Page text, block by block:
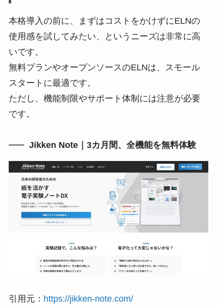
本格導入の前に、まずはコストをかけずにELNの
使用感を試してみたい、というニーズは非常に高
いです。
無料プランやオープンソースのELNは、スモール
スタートに最適です。
ただし、機能制限やサポート体制には注意が必要
です。
Jikken Note｜3カ月間、全機能を無料体験
引用元： https://jikken-note.com/